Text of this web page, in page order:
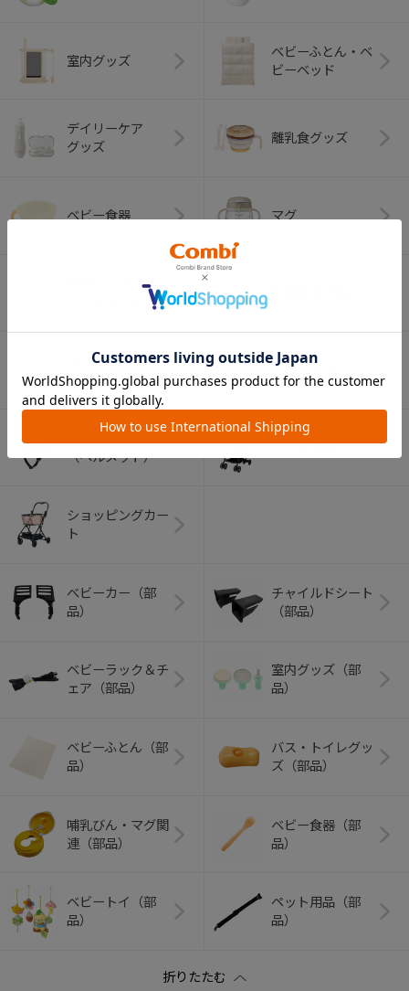
室内グッズ
ベビーふとん・ベ
ビーベッド
デイリーケア
グッズ
離乳食グッズ
ベビー食器 マグ
おはし・スプー
オーラルケア
（お口のケア）
ベビートイ
（ヘルメット）
ペット用品
ショッピングカー
ト
ベビーカー（部
品）
チャイルドシート
（部品）
ベビーラック＆チ
ェア（部品）
室内グッズ（部
品）
ベビーふとん（部
品）
バス・トイレグッ
ズ（部品）
哺乳びん・マグ関
連（部品）
ベビー食器（部
品）
ベビートイ（部
品）
ペット用品（部
品）